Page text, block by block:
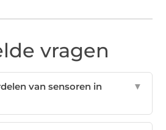
vragen
van sensoren in
▼